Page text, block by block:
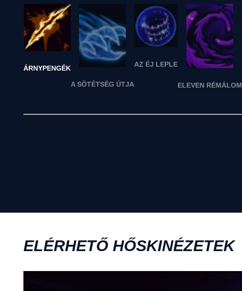
ÁRNYPENGÉK
A SÖTÉTSÉG ÚTJA
AZ ÉJ LEPLE
ELEVEN RÉMÁLOM
ELÉRHETŐ HŐSKINÉZETEK